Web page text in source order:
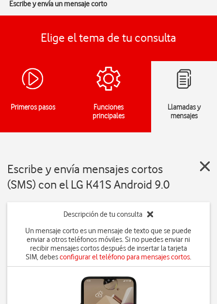
Escribe y envía un mensaje corto
Elige el tema de tu consulta
Primeros pasos
Funciones
principales
Llamadas y
mensajes
Escribe y envía mensajes cortos
(SMS) con el LG K41S Android 9.0
Descripción de tu consulta
Un mensaje corto es un mensaje de texto que se puede
enviar a otros teléfonos móviles. Si no puedes enviar ni
recibir mensajes cortos después de insertar la tarjeta
SIM, debesconfigurar el teléfono para mensajes cortos.